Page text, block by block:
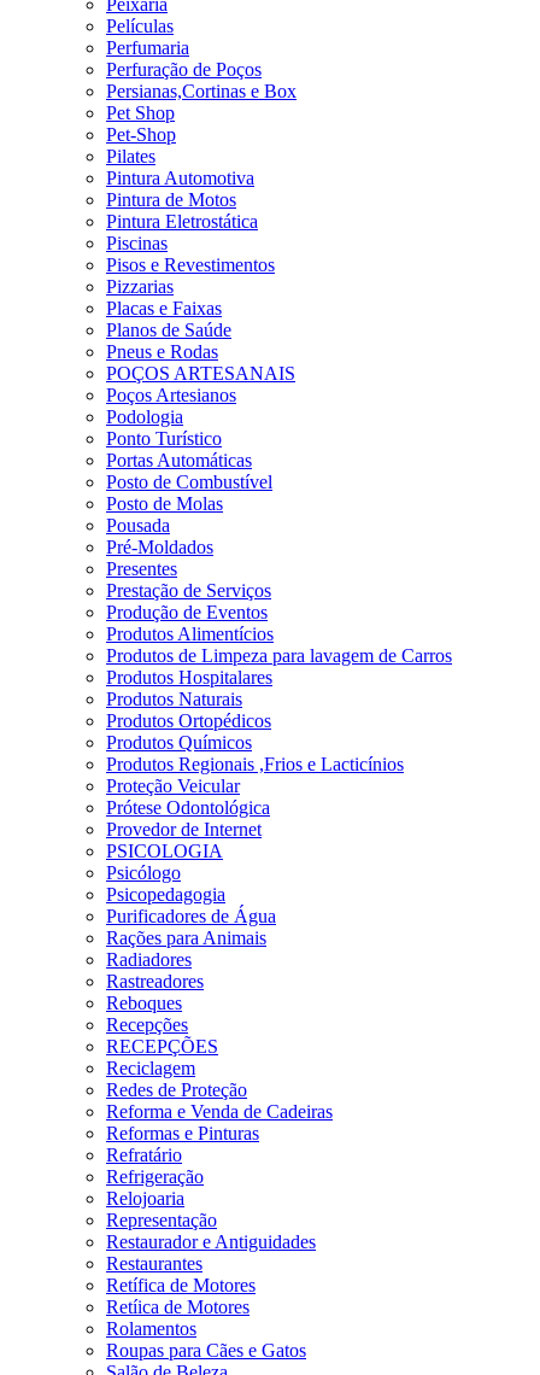
Peixaria
Películas
Perfumaria
Perfuração de Poços
Persianas,Cortinas e Box
Pet Shop
Pet-Shop
Pilates
Pintura Automotiva
Pintura de Motos
Pintura Eletrostática
Piscinas
Pisos e Revestimentos
Pizzarias
Placas e Faixas
Planos de Saúde
Pneus e Rodas
POÇOS ARTESANAIS
Poços Artesianos
Podologia
Ponto Turístico
Portas Automáticas
Posto de Combustível
Posto de Molas
Pousada
Pré-Moldados
Presentes
Prestação de Serviços
Produção de Eventos
Produtos Alimentícios
Produtos de Limpeza para lavagem de Carros
Produtos Hospitalares
Produtos Naturais
Produtos Ortopédicos
Produtos Químicos
Produtos Regionais ,Frios e Lacticínios
Proteção Veicular
Prótese Odontológica
Provedor de Internet
PSICOLOGIA
Psicólogo
Psicopedagogia
Purificadores de Água
Rações para Animais
Radiadores
Rastreadores
Reboques
Recepções
RECEPÇÕES
Reciclagem
Redes de Proteção
Reforma e Venda de Cadeiras
Reformas e Pinturas
Refratário
Refrigeração
Relojoaria
Representação
Restaurador e Antiguidades
Restaurantes
Retífica de Motores
Retíica de Motores
Rolamentos
Roupas para Cães e Gatos